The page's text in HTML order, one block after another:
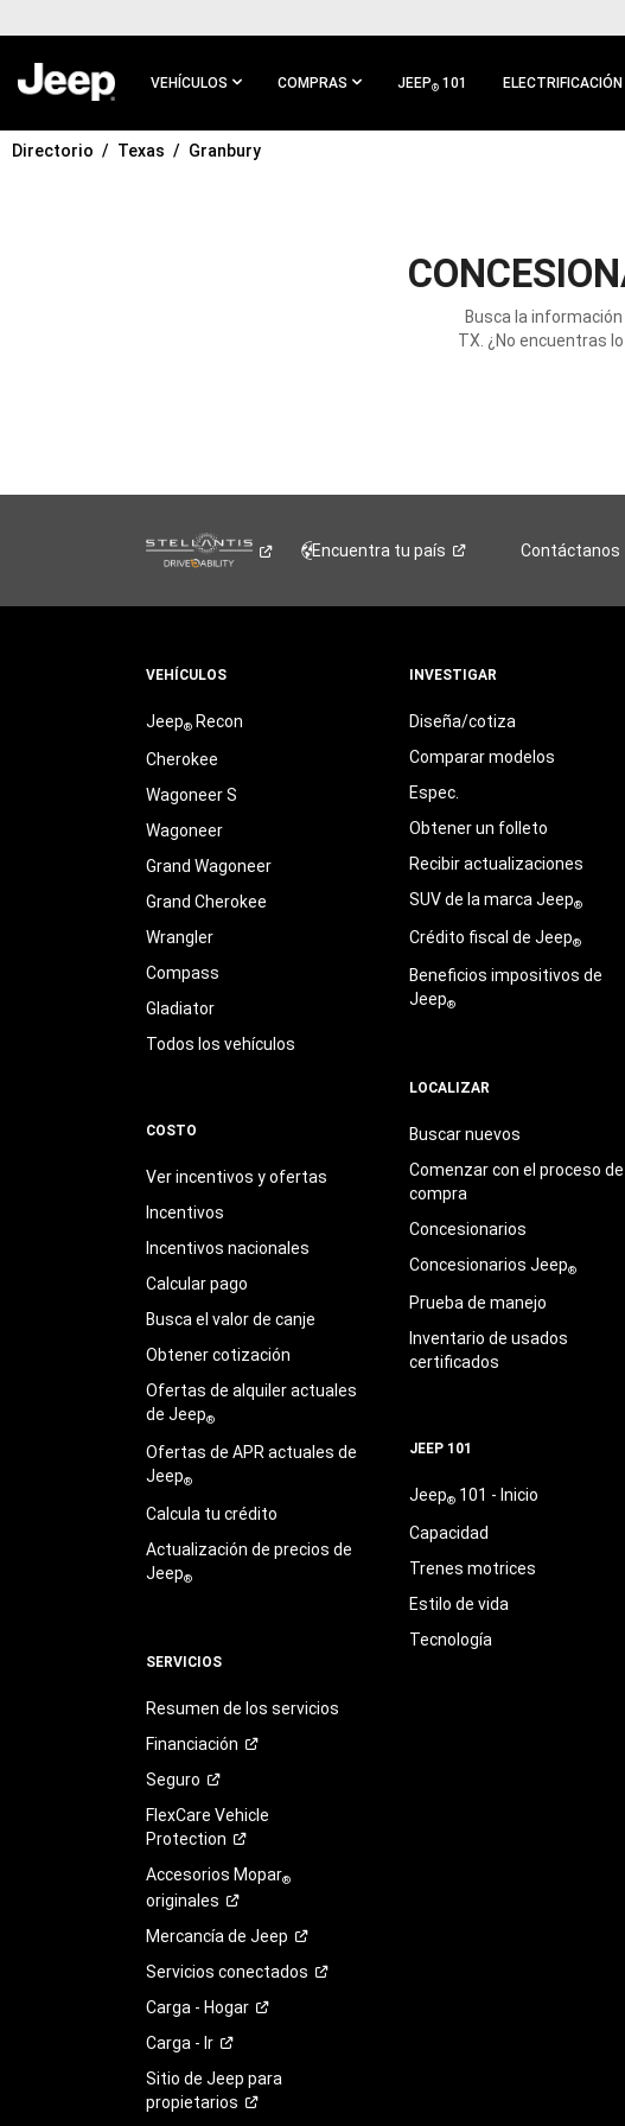
CONTENIDO
VEHÍCULOS COMPRAS JEEP® 101 ELECTRIFICACIÓN
IR A
Directorio Texas Granbury
Busca la
TX. ¿No encuentras
Encuentra tu país Contáctanos
VEHÍCULOS
Jeep®Recon
Cherokee
Wagoneer S
Wagoneer
Grand Wagoneer
Grand Cherokee
Wrangler
Compass
Gladiator
Todos los vehículos
COSTO
Ver incentivos y ofertas
Incentivos
Incentivos nacionales
Calcular pago
Busca el valor de canje
Obtener cotización
Ofertas de alquiler actuales
de Jeep®
Ofertas de APR actuales de
Jeep®
Calcula tu crédito
Actualización de precios de
Jeep®
SERVICIOS
Resumen de los servicios
Financiación
Seguro
FlexCare Vehicle
Protection
Accesorios Mopar®
originales
Mercancía de Jeep
Servicios conectados
Carga - Hogar
Carga - Ir
Sitio de Jeep para
propietarios
INVESTIGAR
Diseña/cotiza
Comparar modelos
Espec.
Obtener un folleto
Recibir actualizaciones
SUV de la marca Jeep®
Crédito fiscal de Jeep®
Beneficios impositivos de
Jeep®
LOCALIZAR
Buscar nuevos
Comenzar con el proceso de
compra
Concesionarios
Concesionarios Jeep®
Prueba de manejo
Inventario de usados
certificados
JEEP 101
Jeep®101 - Inicio
Capacidad
Trenes motrices
Estilo de vida
Tecnología